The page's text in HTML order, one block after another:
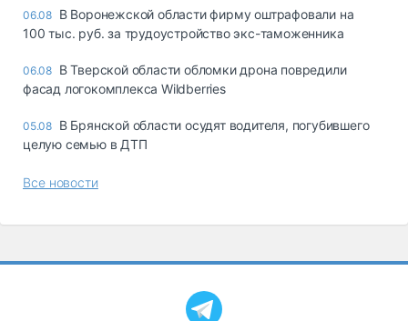
06.08 В Воронежской области фирму оштрафовали на
100 тыс. руб. за трудоустройство экс-таможенника
06.08 В Тверской области обломки дрона повредили
фасад логокомплекса Wildberries
05.08 В Брянской области осудят водителя, погубившего
целую семью в ДТП
Все новости